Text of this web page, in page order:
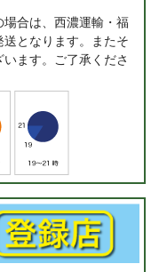
合は、西濃運輸・福
となります。またそ
ます。ご了承くださ